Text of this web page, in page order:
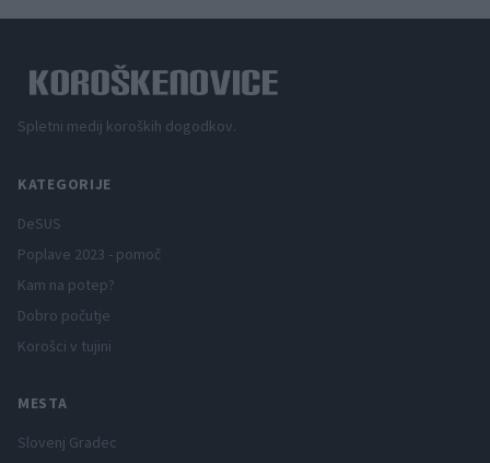
Spletni medij koroških dogodkov.
KATEGORIJE
DeSUS
Poplave 2023 - pomoč
Kam na potep?
Dobro počutje
Korošci v tujini
MESTA
Slovenj Gradec